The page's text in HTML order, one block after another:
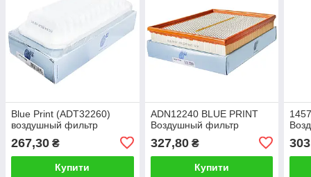
Blue Print (ADT32260)
воздушный фильтр
267,30 ₴
Купити
ADN12240 BLUE PRINT
Воздушный фильтр
327,80₴
Купити